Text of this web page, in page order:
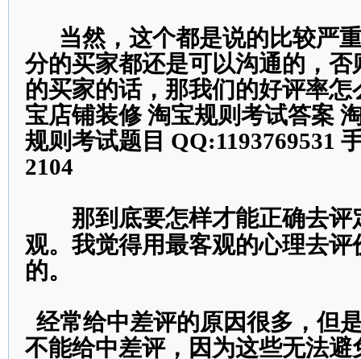
当然，这个都是说的比较严
分的买家都还是可以沟通的，否
的买家的话，那我们的好评率
宝店铺装修 淘宝规则考试答案
规则考试题目 QQ:1193769531
2104
那到底要怎样才能正确去评
观。我觉得用最客观的心理去
的。
经常给中差评的原因很多，但
不能给中差评，因为这些无法避